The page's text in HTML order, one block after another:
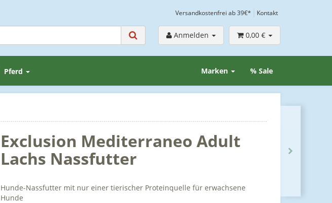
Versandkostenfrei ab 39€* Kontakt
Anmelden 0,00 €
Pferd % Sale
Marken
Exclusion Mediterraneo Adult
Lachs Nassfutter
Hunde-Nassfutter mit nur einer tierischer Proteinquelle für erwachsene
Hunde